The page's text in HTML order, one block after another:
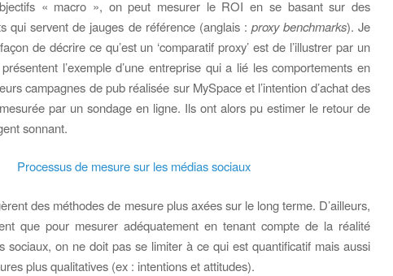
« macro », on peut mesurer le ROI en se basant sur des
qui servent de jauges de référence (anglais : proxy benchmarks). Je
de décrire ce qu’est un ‘comparatif proxy’ est de l’illustrer par un
l’exemple d’une entreprise qui a lié les comportements en
campagnes de pub réalisée sur MySpace et l’intention d’achat des
par un sondage en ligne. Ils ont alors pu estimer le retour de
sonnant.
des méthodes de mesure plus axées sur le long terme. D’ailleurs,
que pour mesurer adéquatement en tenant compte de la réalité
sociaux, on ne doit pas se limiter à ce qui est quantificatif mais aussi
plus qualitatives (ex : intentions et attitudes).